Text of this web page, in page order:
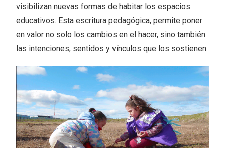
visibilizan nuevas formas de habitar los espacios
educativos. Esta escritura pedagógica, permite poner
en valor no solo los cambios en el hacer, sino también
las intenciones, sentidos y vínculos que los sostienen.